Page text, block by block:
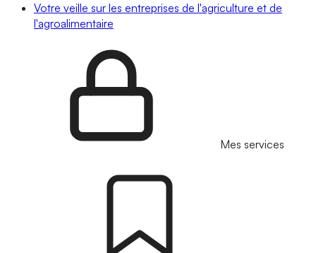
Votre veille sur les entreprises de l'agriculture et de
l'agroalimentaire
Mes services